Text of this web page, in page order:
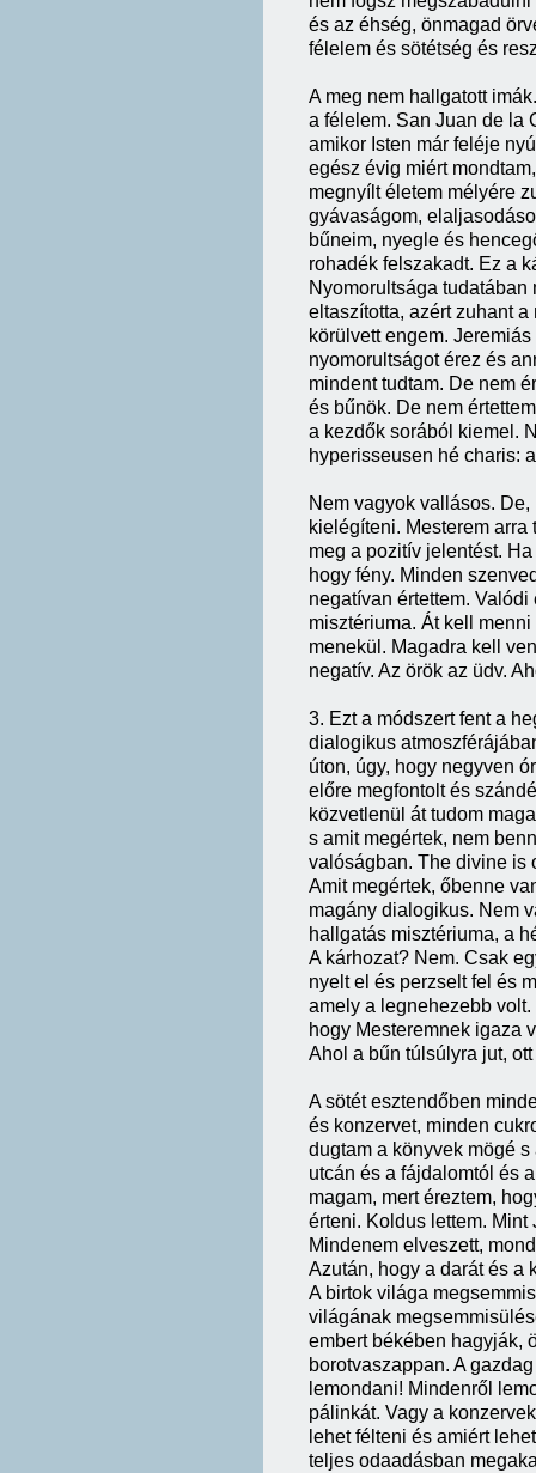
és az éhség, önmagad
félelem és sötétség és
A meg nem hallgatott
a félelem. San Juan de la
amikor Isten már feléje
egész évig miért
megnyílt életem mélyére
gyávaságom,
bűneim, nyegle és
rohadék felszakadt. Ez a
Nyomorultsága
eltaszította, azért zuhant
körülvett engem.
nyomorultságot érez és
mindent tudtam. De nem
és bűnök. De nem
a kezdők sorából kiemel.
hyperisseusen hé charis:
Nem vagyok vallásos.
kielégíteni. Mesterem
meg a pozitív jelentést.
hogy fény. Minden
negatívan értettem.
misztériuma. Át kell
menekül. Magadra kell
negatív. Az örök az üdv.
3. Ezt a módszert fent a
dialogikus
úton, úgy, hogy negyven
előre megfontolt és
közvetlenül át tudom
s amit megértek, nem
valóságban. The divine is
Amit megértek, őbenne
magány dialogikus. Nem
hallgatás misztériuma, a
A kárhozat? Nem. Csak
nyelt el és perzselt fel és
amely a legnehezebb volt.
hogy Mesteremnek igaza
Ahol a bűn túlsúlyra jut,
A sötét esztendőben
és konzervet, minden
dugtam a könyvek mögé
utcán és a fájdalomtól és
magam, mert éreztem,
érteni. Koldus lettem. Mint
Mindenem elveszett,
Azután, hogy a darát és a
A birtok világa
világának
embert békében hagyják,
borotvaszappan. A
lemondani! Mindenről
pálinkát. Vagy a
lehet félteni és amiért
teljes odaadásban